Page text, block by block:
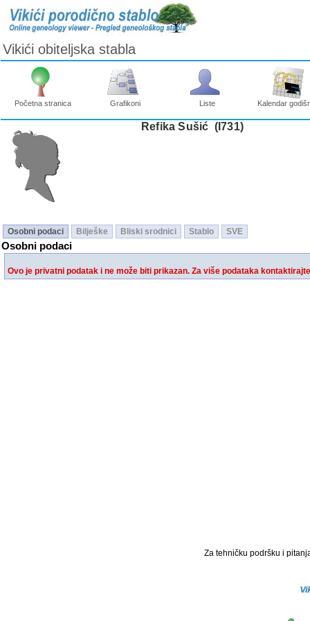
Vikići obiteljska stabla
Početna stranica Grafikoni Liste Kalendar
Refika Sušić ‎(I731)‎
Osobni podaci Bilješke Bliski srodnici Stablo SVE
Osobni podaci
Ovo je privatni podatak i ne može biti prikazan. Za više podataka
Za tehničku podršku i